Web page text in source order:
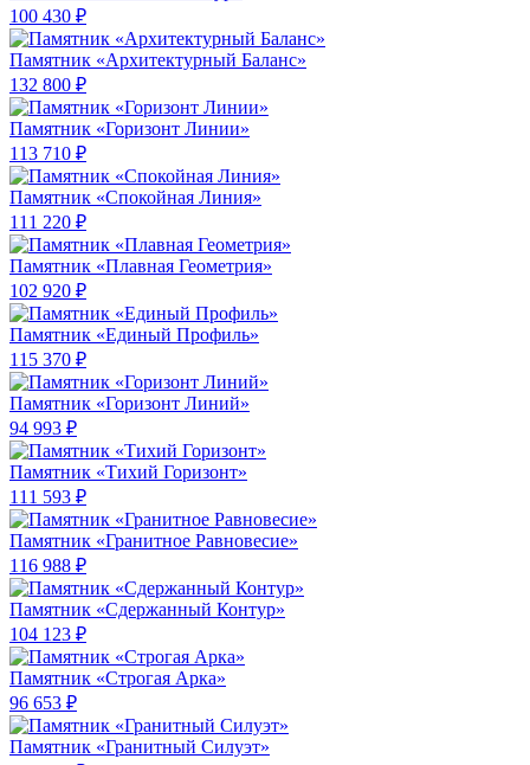
100 430 ₽
Памятник «Архитектурный Баланс»
132 800 ₽
Памятник «Горизонт Линии»
113 710 ₽
Памятник «Спокойная Линия»
111 220 ₽
Памятник «Плавная Геометрия»
102 920 ₽
Памятник «Единый Профиль»
115 370 ₽
Памятник «Горизонт Линий»
94 993 ₽
Памятник «Тихий Горизонт»
111 593 ₽
Памятник «Гранитное Равновесие»
116 988 ₽
Памятник «Сдержанный Контур»
104 123 ₽
Памятник «Строгая Арка»
96 653 ₽
Памятник «Гранитный Силуэт»